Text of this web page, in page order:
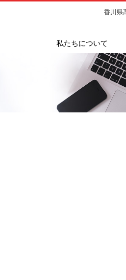
私たちについて
香川県